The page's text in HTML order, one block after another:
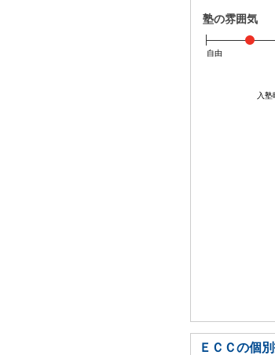
入塾
塾の雰囲気
自由
ＥＣＣの個